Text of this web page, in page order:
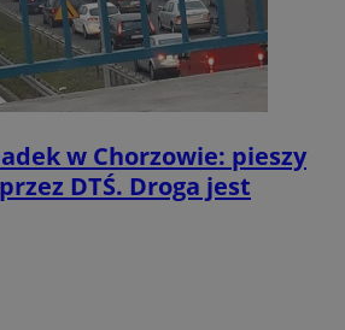
w Chorzowie: pieszy
DTŚ. Droga jest